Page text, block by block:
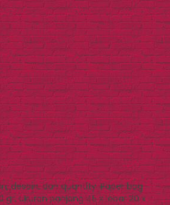
desain, dan quantity. Paper bag
ukuran panjang 45 x lebar 20 x